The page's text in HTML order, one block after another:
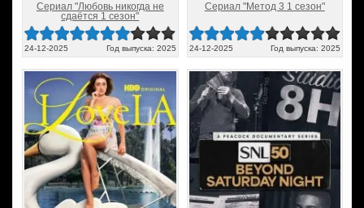
Сериал "Любовь никогда не
сдаётся 1 сезон"
24-12-2025 Год выпуска: 2025
Сериал "Метод 3 1 сезон"
24-12-2025 Год выпуска: 2025